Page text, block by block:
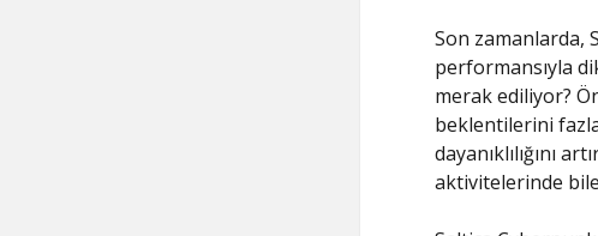
Son zamanlarda,
performansıyla
merak ediliyor?
beklentilerini
dayanıklılığını
aktivitelerinde